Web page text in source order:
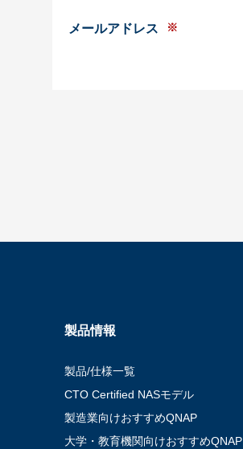
メールアドレス ※
製品情報
製品/仕様一覧
CTO Certified NASモデル
製造業向けおすすめQNAP
大学・教育機関向けおすすめQNAP